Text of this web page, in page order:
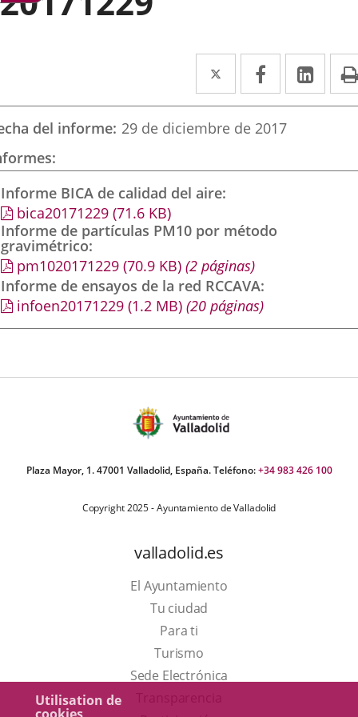
Utilisation de
Twitter
Enlace
a
una
externa.
Facebook
Enlace
a
una
externa.
a
del informe 29 de diciembre de 2017
Informe BICA de calidad del aire
bica20171229 (71.6 KB)
Informe de partículas PM10 por método
gravimétrico
pm1020171229 (70.9 KB) (2 páginas)
Informe de ensayos de la red RCCAVA
infoen20171229 (1.2 MB) (20 páginas)
Plaza Mayor, 1. 47001 Valladolid, España. Teléfono:+34 983 426 100
Copyright 2025 - Ayuntamiento de Valladolid
valladolid.es
El Ayuntamiento
Tu ciudad
Para ti
TurismoEste
enlace
Sede Electrónica